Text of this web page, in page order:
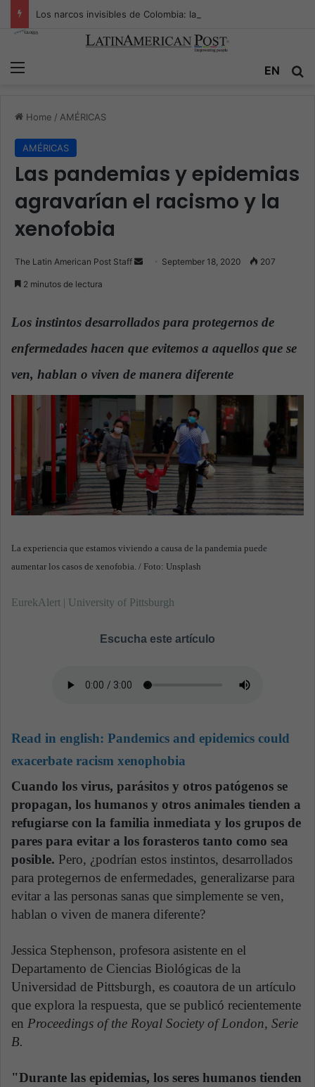
EN
Home / AMÉRICAS
AMÉRICAS
Las pandemias y epidemias
agravarían el racismo y la
xenofobia
The Latin American Post Staff
a
n
m
a
i
September 18, 2020 207
2 minutos de lectura
Los instintos desarrollados para protegernos de
enfermedades hacen que evitemos a aquellos que se
ven, hablan o viven de manera diferente
La experiencia que estamos viviendo a causa de la pandemia puede
aumentar los casos de xenofobia. / Foto: Unsplash
EurekAlert | University of Pittsburgh
Escucha este artículo
Read in english: Pandemics and epidemics could
exacerbate racism xenophobia
Cuando los virus, parásitos y otros patógenos se
propagan, los humanos y otros animales tienden a
refugiarse con la familia inmediata y los grupos de
pares para evitar a los forasteros tanto como sea
posible. Pero, ¿podrían estos instintos, desarrollados
para protegernos de enfermedades, generalizarse para
evitar a las personas sanas que simplemente se ven,
hablan o viven de manera diferente?
Jessica Stephenson, profesora asistente en el
Departamento de Ciencias Biológicas de la
Universidad de Pittsburgh, es coautora de un artículo
que explora la respuesta, que se publicó recientemente
en Proceedings of the Royal Society of London, Serie
B.
"Durante las epidemias, los seres humanos tienden